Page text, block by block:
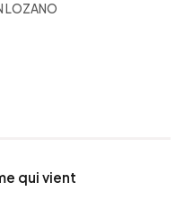
LOZANO
qui vient